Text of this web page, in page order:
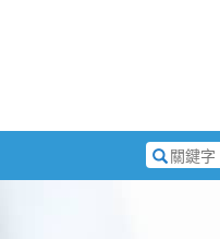
搜
尋